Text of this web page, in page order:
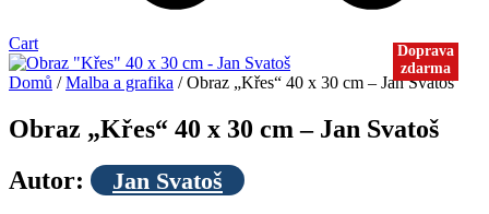
Cart
Doprava
zdarma
Domů /Malba a grafika / Obraz „Křes“ 40 x 30 cm – Jan Svatoš
Obraz „Křes“ 40 x 30 cm – Jan Svatoš
Autor:
Jan Svatoš